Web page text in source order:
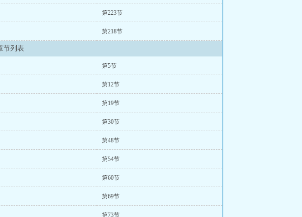
第223节
第218节
节列表
第5节
第12节
第19节
第30节
第48节
第54节
第60节
第69节
第73节